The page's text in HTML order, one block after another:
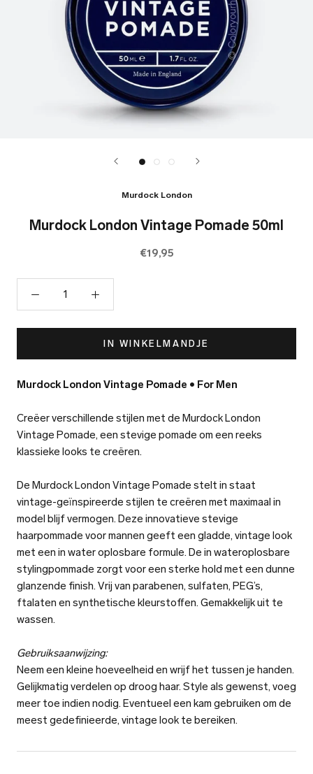
Murdock London
Murdock London Vintage Pomade 50ml
€19,95
IN WINKELMANDJE
Murdock London Vintage Pomade • For Men
Creëer verschillende stijlen met de Murdock London
Vintage Pomade, een stevige pomade om een reeks
klassieke looks te creëren.
De Murdock London Vintage Pomade stelt in staat
vintage-geïnspireerde stijlen te creëren met maximaal in
model blijf vermogen. Deze innovatieve stevige
haarpommade voor mannen geeft een gladde, vintage look
met een in water oplosbare formule. De in wateroplosbare
stylingpommade zorgt voor een sterke hold met een dunne
glanzende finish. Vrij van parabenen, sulfaten, PEG’s,
ftalaten en synthetische kleurstoffen. Gemakkelijk uit te
wassen.
Gebruiksaanwijzing:
Neem een kleine hoeveelheid en wrijf het tussen je handen.
Gelijkmatig verdelen op droog haar. Style als gewenst, voeg
meer toe indien nodig. Eventueel een kam gebruiken om de
meest gedefinieerde, vintage look te bereiken.